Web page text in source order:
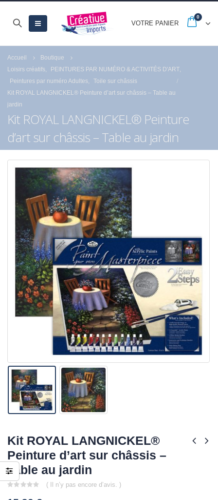
VOTRE PANIER
0
Accueil
Boutique
Loisirs créatifs
PEINTURES PAR NUMÉRO & ACTIVITÉS D'ART
Peintures par numéro Adultes
Toile sur châssis
Kit ROYAL LANGNICKEL® Peinture d’art sur châssis – Table au
jardin
Kit ROYAL LANGNICKEL® Peinture
d’art sur châssis – Table au jardin
Kit ROYAL LANGNICKEL®
Peinture d’art sur châssis –
Table au jardin
( Il n’y pas encore d’avis. )